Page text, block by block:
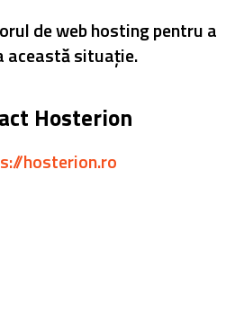
de web hosting pentru a
această situație.
Hosterion
hosterion.ro